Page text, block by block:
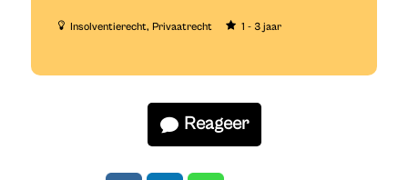
Insolventierecht Privaatrecht 1 - 3 jaar
Reageer